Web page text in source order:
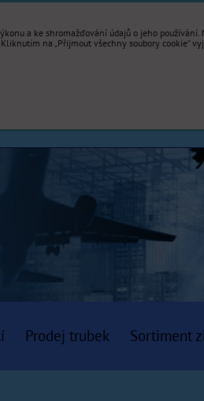
Prodej trubek Sortiment
a ke shromažďování údajů o jeho
na „Přijmout všechny soubory cookie“